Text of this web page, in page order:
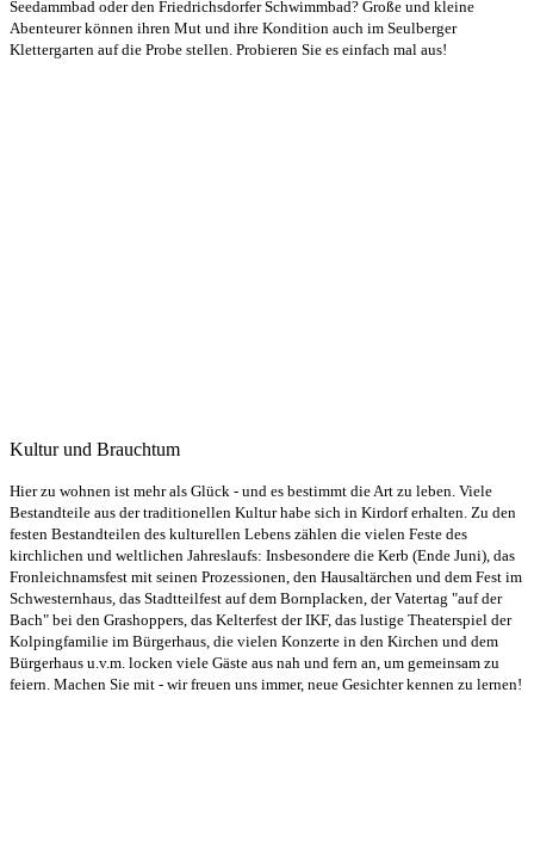
Seedammbad oder den Friedrichsdorfer Schwimmbad? Große und kleine
Abenteurer können ihren Mut und ihre Kondition auch im Seulberger
Klettergarten auf die Probe stellen. Probieren Sie es einfach mal aus!
Kultur und Brauchtum
Hier zu wohnen ist mehr als Glück - und es bestimmt die Art zu leben. Viele
Bestandteile aus der traditionellen Kultur habe sich in Kirdorf erhalten. Zu den
festen Bestandteilen des kulturellen Lebens zählen die vielen Feste des
kirchlichen und weltlichen Jahreslaufs: Insbesondere die Kerb (Ende Juni), das
Fronleichnamsfest mit seinen Prozessionen, den Hausaltärchen und dem Fest im
Schwesternhaus, das Stadtteilfest auf dem Bornplacken, der Vatertag "auf der
Bach" bei den Grashoppers, das Kelterfest der IKF, das lustige Theaterspiel der
Kolpingfamilie im Bürgerhaus, die vielen Konzerte in den Kirchen und dem
Bürgerhaus u.v.m. locken viele Gäste aus nah und fern an, um gemeinsam zu
feiern. Machen Sie mit - wir freuen uns immer, neue Gesichter kennen zu lernen!